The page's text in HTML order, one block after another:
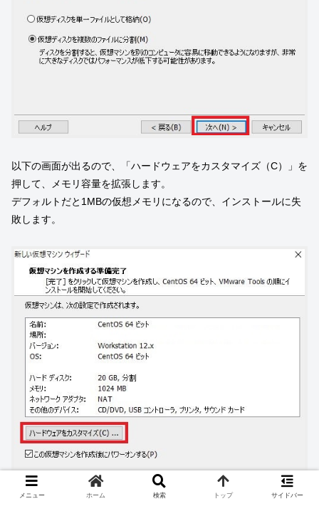
以下の画面が出るので、「ハードウェアをカスタマイズ（C）」を
押して、メモリ容量を拡張します。
デフォルトだと1MBの仮想メモリになるので、インストールに失
敗します。
メニュー ホーム 検索 トップ サイドバー